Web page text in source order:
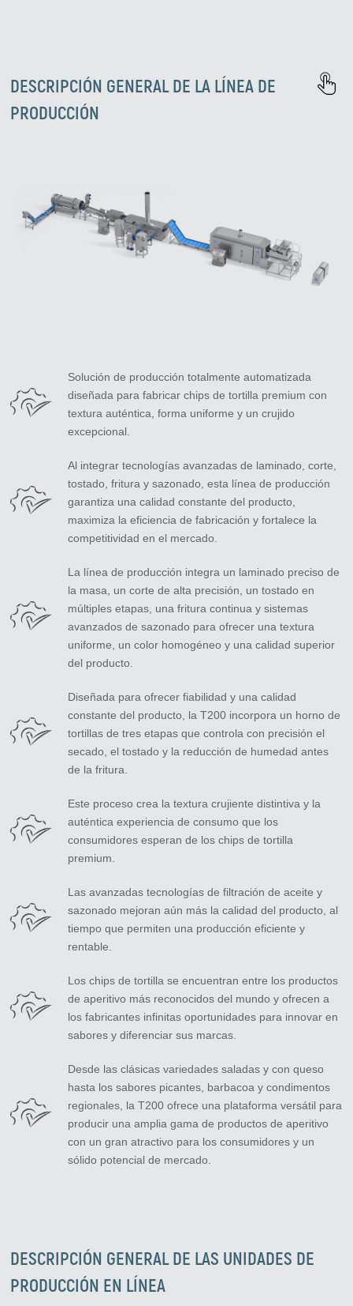
DESCRIPCIÓN GENERAL DE LA LÍNEA DE
PRODUCCIÓN
Solución de producción totalmente automatizada
diseñada para fabricar chips de tortilla premium con
textura auténtica, forma uniforme y un crujido
excepcional.
Al integrar tecnologías avanzadas de laminado, corte,
tostado, fritura y sazonado, esta línea de producción
garantiza una calidad constante del producto,
maximiza la eficiencia de fabricación y fortalece la
competitividad en el mercado.
La línea de producción integra un laminado preciso de
la masa, un corte de alta precisión, un tostado en
múltiples etapas, una fritura continua y sistemas
avanzados de sazonado para ofrecer una textura
uniforme, un color homogéneo y una calidad superior
del producto.
Diseñada para ofrecer fiabilidad y una calidad
constante del producto, la T200 incorpora un horno de
tortillas de tres etapas que controla con precisión el
secado, el tostado y la reducción de humedad antes
de la fritura.
Este proceso crea la textura crujiente distintiva y la
auténtica experiencia de consumo que los
consumidores esperan de los chips de tortilla
premium.
Las avanzadas tecnologías de filtración de aceite y
sazonado mejoran aún más la calidad del producto, al
tiempo que permiten una producción eficiente y
rentable.
Los chips de tortilla se encuentran entre los productos
de aperitivo más reconocidos del mundo y ofrecen a
los fabricantes infinitas oportunidades para innovar en
sabores y diferenciar sus marcas.
Desde las clásicas variedades saladas y con queso
hasta los sabores picantes, barbacoa y condimentos
regionales, la T200 ofrece una plataforma versátil para
producir una amplia gama de productos de aperitivo
con un gran atractivo para los consumidores y un
sólido potencial de mercado.
DESCRIPCIÓN GENERAL DE LAS UNIDADES DE
PRODUCCIÓN EN LÍNEA
Zirve Extrussion
Le responderemos lo antes posible.